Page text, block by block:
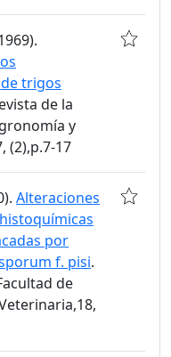
trigos
de la
y
(2),p.7-17
Alteraciones
por
f. pisi.
de